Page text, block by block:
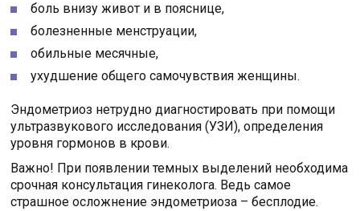
боль внизу живот и в пояснице,
болезненные менструации,
обильные месячные,
ухудшение общего самочувствия женщины.
Эндометриоз нетрудно диагностировать при помощи
ультразвукового исследования (УЗИ), определения
уровня гормонов в крови.
Важно! При появлении темных выделений необходима
срочная консультация гинеколога. Ведь самое
страшное осложнение эндометриоза – бесплодие.